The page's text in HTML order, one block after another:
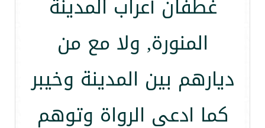
غطفان أعراب المدينة
المنورة, ولا مع من
ديارهم بين المدينة وخيبر
كما ادعى الرواة وتوهم